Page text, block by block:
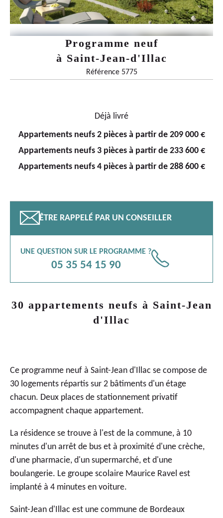
Programme neuf
à Saint-Jean-d'Illac
Référence 5775
Déjà livré
Appartements neufs 2 pièces à partir de 209 000 €
Appartements neufs 3 pièces à partir de 233 600 €
Appartements neufs 4 pièces à partir de 288 600 €
📧 ÊTRE RAPPELÉ PAR UN CONSEILLER
UNE QUESTION SUR LE PROGRAMME ?
05 35 54 15 90 📞
30 appartements neufs à Saint-Jean
d'Illac
Ce programme neuf à Saint-Jean d'Illac se compose de
30 logements répartis sur 2 bâtiments d'un étage
chacun. Deux places de stationnement privatif
accompagnent chaque appartement.
La résidence se trouve à l'est de la commune, à 10
minutes d'un arrêt de bus et à proximité d'une crèche,
d'une pharmacie, d'un supermarché, et d'une
boulangerie. Le groupe scolaire Maurice Ravel est
implanté à 4 minutes en voiture.
Saint-Jean d'Illac est une commune de Bordeaux